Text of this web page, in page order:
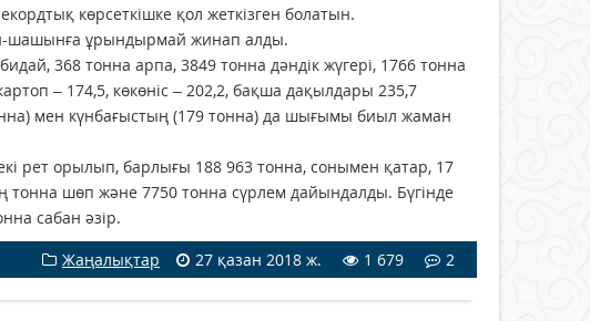
көрсеткішке қол жеткізген болатын.
шашынға ұрындырмай жинап алды.
368 тонна арпа, 3849 тонна дәндік жүгері, 1766 тонна
– 174,5, көкөніс – 202,2, бақша дақылдары 235,7
мен күнбағыстың (179 тонна) да шығымы биыл жаман
рет орылып, барлығы 188 963 тонна, сонымен қатар, 17
шөп және 7750 тонна сүрлем дайындалды. Бүгінде
сабан әзір.
Жаңалықтар
27 қазан 2018 ж. 1 679 2